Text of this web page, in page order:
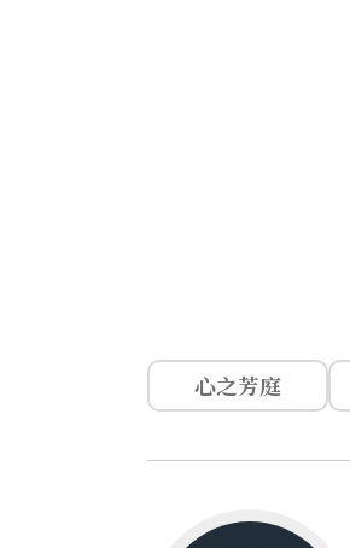
心之芳庭